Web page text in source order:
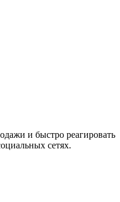
и быстро реагировать
сетях.